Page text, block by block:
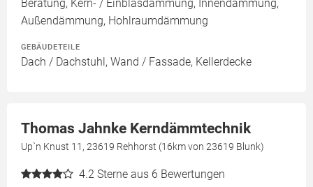
Beratung, Kern- / Einblasdämmung, Innendämmung,
Außendämmung, Hohlraumdämmung
GEBÄUDETEILE
Dach / Dachstuhl, Wand / Fassade, Kellerdecke
Thomas Jahnke Kerndämmtechnik
Up`n Knust 11, 23619 Rehhorst (16km von 23619 Blunk)
4.2 Sterne aus 6 Bewertungen